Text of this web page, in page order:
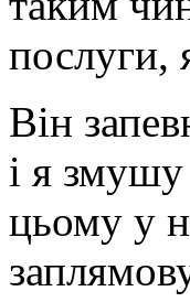
послуги,
Він
і я
цьому у